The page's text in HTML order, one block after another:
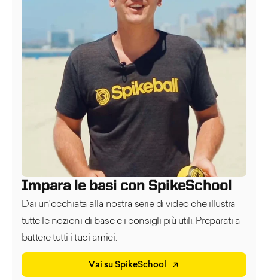
Impara le basi con SpikeSchool
Dai un'occhiata alla nostra serie di video che illustra
tutte le nozioni di base e i consigli più utili. Preparati a
battere tutti i tuoi amici.
Vai su SpikeSchool